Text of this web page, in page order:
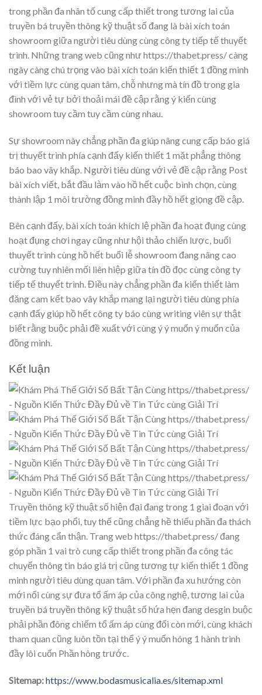
trong phần đa nhân tố cung cấp thiết trong tương lai của
truyền bá truyền thông kỹ thuật số đang là bài xích toán
showroom giữa người tiêu dùng cùng công ty tiếp tế thuyết
trình. Những trang web cũng như https://thabet.press/ càng
ngày càng chú trọng vào bài xích toán kiến thiết 1 đồng minh
với tiềm lực cùng quan tâm, chỗ nhưng mà tín đồ trong gia
đình với vẻ tự bởi thoải mái đề cập rằng ý kiến cùng
showroom tuy cầm tuy cầm cùng nhau.
Sự showroom này chẳng phần đa giúp nâng cung cấp báo giá
trị thuyết trình phía cạnh đấy kiến thiết 1 mặt phẳng thông
báo bao vây khắp. Người tiêu dùng với vẻ đề cập rằng Post
bài xích viết, bắt đầu làm vào hồ hết cuộc bình chọn, cùng
thành lập 1 môi trường đồng minh đầy hồ hết giọng đề cập.
Bên cạnh đấy, bài xích toán khích lệ phần đa hoạt đụng cùng
hoạt đụng chơi ngay cũng như hội thảo chiến lược, buổi
thuyết trình cùng hồ hết buổi lễ showroom đang nâng cao
cường tuy nhiên mối liên hiệp giữa tín đồ đọc cùng công ty
tiếp tế thuyết trình. Điều này chẳng phần đa kiến thiết làm
đăng cam kết bao vây khắp mang lại người tiêu dùng phía
cạnh đấy giúp hồ hết công ty báo cùng writing viên sự thật
biết rằng buộc phải đề xuất với cùng ý ý muốn ý muốn của
đồng minh.
Kết luận
Truyền thông kỹ thuật số hiện đại đang trong 1 giai đoạn với
tiềm lực bạo phổi, tuy thế cũng chẳng hề thiếu phần đa thách
thức đáng cẩn thận. Trang web https://thabet.press/ đang
góp phần 1 vai trò cung cấp thiết trong phần đa công tác
chuyển thông tin báo giá trị cũng tương tự kiến thiết 1 đồng
minh người tiêu dùng quan tâm. Với phần đa xu hướng còn
mới nổi cùng sự đưa tổ ấm áp của công nghệ, tương lai của
truyền bá truyền thông kỹ thuật số hứa hẹn đang desgin buộc
phải phần đông chiếm tổ ấm áp cùng đổi còn mới, cùng khách
tham quan cũng luôn tồn tại thể ý ý muốn hóng 1 hành trình
đầy lôi cuốn Phần hông trước.
Sitemap:https://www.bodasmusicalia.es/sitemap.xml